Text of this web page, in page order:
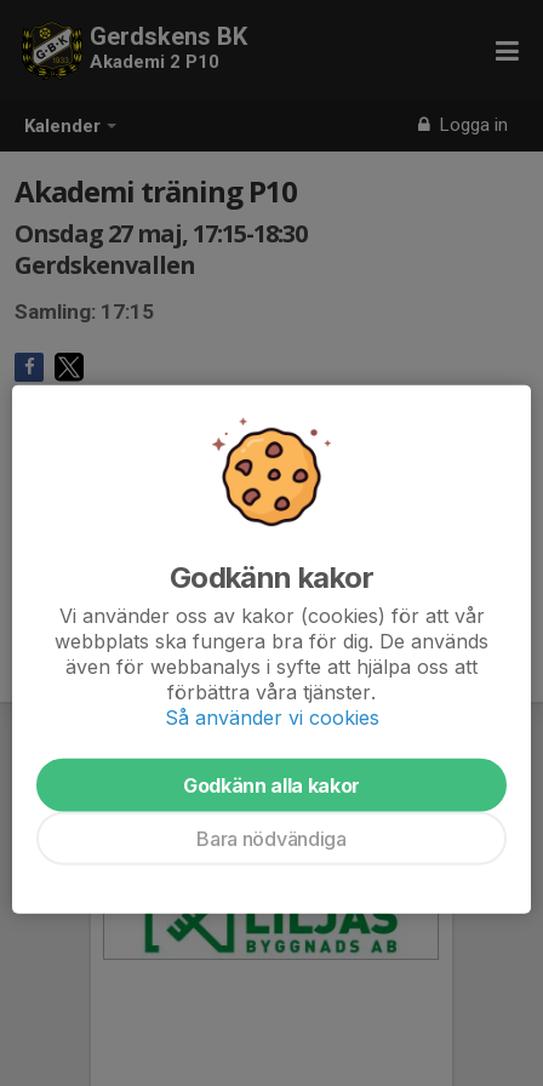
Kalender Logga in
Gerdskens BK
Akademi 2 P10
Akademi träning P10
Onsdag 27 maj, 17:15-18:30
Gerdskenvallen
Samling: 17:15
Godkänn kakor
Vi använder oss av kakor (cookies) för att vår
webbplats ska fungera bra för dig. De används
även för webbanalys i syfte att hjälpa oss att
förbättra våra tjänster.
Så använder vi cookies
Godkänn alla kakor
Bara nödvändiga